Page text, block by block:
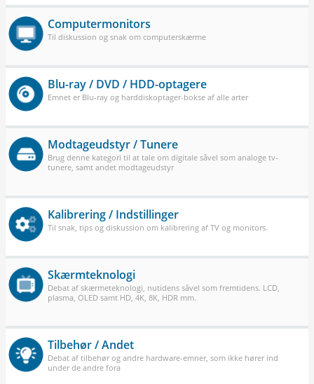
Computermonitors
Til diskussion og snak om computerskærme
Blu-ray / DVD / HDD-optagere
Emnet er Blu-ray og harddiskoptager-bokse af alle arter
Modtageudstyr / Tunere
Brug denne kategori til at tale om digitale såvel som analoge tv-
tunere, samt andet modtageudstyr
Kalibrering / Indstillinger
Til snak, tips og diskussion om kalibrering af TV og monitors.
Skærmteknologi
Debat af skærmeteknologi, nutidens såvel som fremtidens. LCD,
plasma, OLED samt HD, 4K, 8K, HDR mm.
Tilbehør / Andet
Debat af tilbehør og andre hardware-emner, som ikke hører ind
under de andre fora